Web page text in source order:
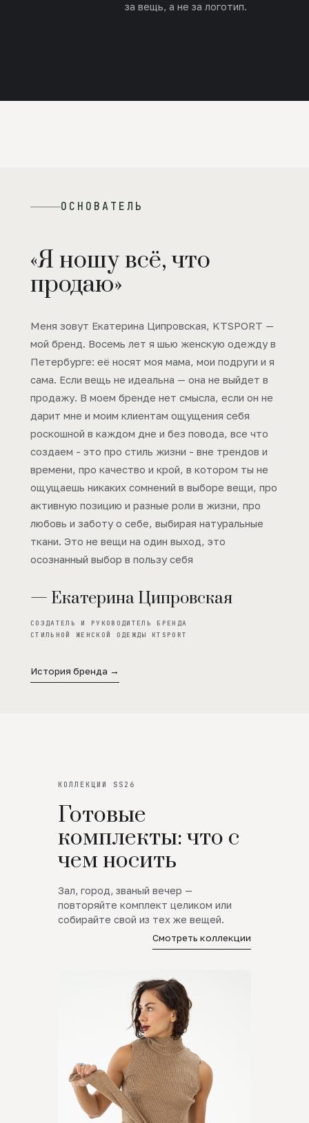
за вещь, а не за логотип.
ОСНОВАТЕЛЬ
«Я ношу всё, что
продаю»
Меня зовут Екатерина Ципровская, KTSPORT —
мой бренд. Восемь лет я шью женскую одежду в
Петербурге: её носят моя мама, мои подруги и я
сама. Если вещь не идеальна — она не выйдет в
продажу. В моем бренде нет смысла, если он не
дарит мне и моим клиентам ощущения себя
роскошной в каждом дне и без повода, все что
создаем - это про стиль жизни - вне трендов и
времени, про качество и крой, в котором ты не
ощущаешь никаких сомнений в выборе вещи, про
активную позицию и разные роли в жизни, про
любовь и заботу о себе, выбирая натуральные
ткани. Это не вещи на один выход, это
осознанный выбор в пользу себя
— Екатерина Ципровская
СОЗДАТЕЛЬ И РУКОВОДИТЕЛЬ БРЕНДА
СТИЛЬНОЙ ЖЕНСКОЙ ОДЕЖДЫ KTSPORT
История бренда →
КОЛЛЕКЦИИ SS26
Готовые
комплекты: что с
чем носить
Зал, город, званый вечер —
повторяйте комплект целиком или
собирайте свой из тех же вещей.
Смотреть коллекции